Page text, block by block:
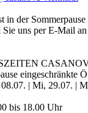
in der
Sie uns per E-Mail
eingeschränkte
| Mi, 29.07. |
bis 18.00 Uhr